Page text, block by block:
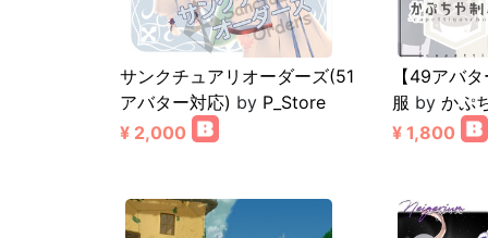
サンクチュアリオーダーズ(51
アバター対応) by P_Store
¥ 2,000
【49アバ
服 by かぷ
¥ 1,800